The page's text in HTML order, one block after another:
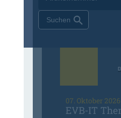
07. Oktober
EVB-IT